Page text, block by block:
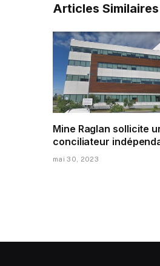
Articles Similaires
Mine Raglan sollicite
conciliateur
mai 30, 2023